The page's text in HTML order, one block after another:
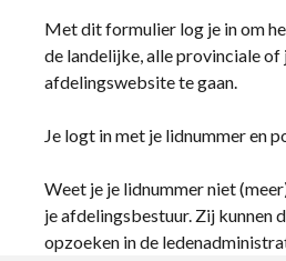
Met dit formulier log je in om
de landelijke, alle provinciale of
afdelingswebsite te gaan.
Je logt in met je lidnummer en
Weet je je lidnummer niet
je afdelingsbestuur. Zij kunnen
opzoeken in de